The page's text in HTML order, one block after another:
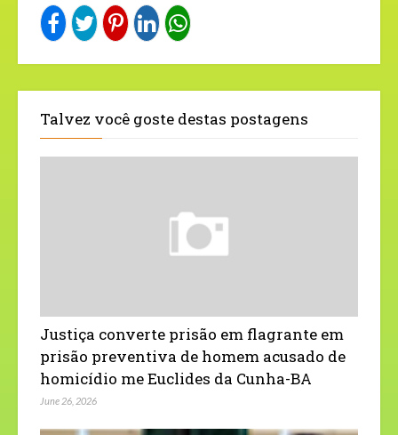
Talvez você goste destas postagens
Justiça converte prisão em flagrante em
prisão preventiva de homem acusado de
homicídio me Euclides da Cunha-BA
June 26, 2026